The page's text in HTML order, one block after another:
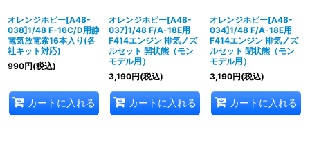
オレンジホビー[A48-
038]1/48 F-16C/D用静
電気放電索16本入り(各
社キット対応)
990円(税込)
カートに入れる
オレンジホビー[A48-
037]1/48 F/A-18E用
F414エンジン 排気ノズ
ルセット 開状態（モン
モデル用）
3,190円(税込)
カートに入れる
オレンジホビー[A48-
034]1/48 F/A-18E用
F414エンジン 排気ノズ
ルセット 閉状態（モン
モデル用）
3,190円(税込)
カートに入れる